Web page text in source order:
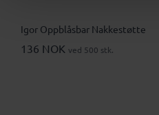
Igor Oppblåsbar Nakkestøtte
136 NOK ved 500 stk.